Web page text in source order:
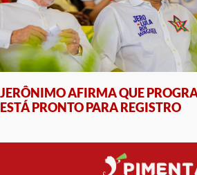
JERÔNIMO AFIRMA QUE
ESTÁ PRONTO PARA REGISTRO